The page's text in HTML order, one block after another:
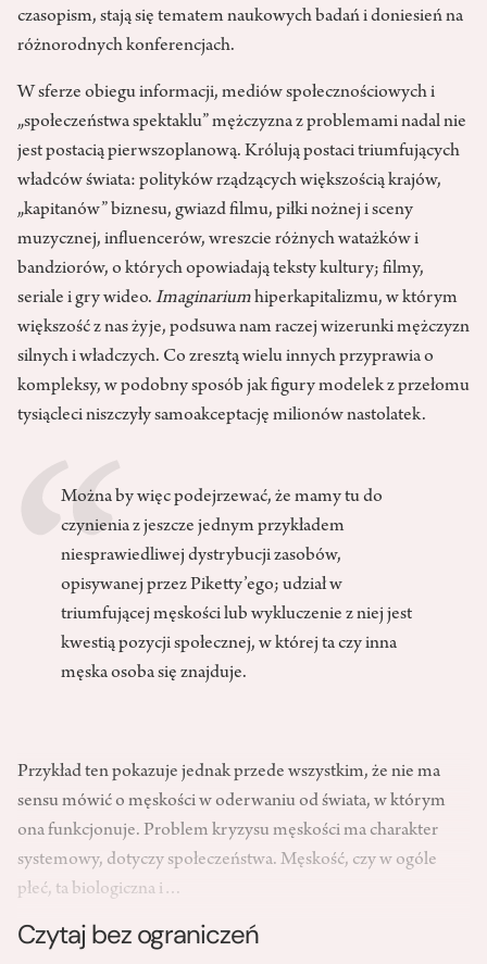
czasopism, stają się tematem naukowych badań i doniesień na
różnorodnych konferencjach.
W sferze obiegu informacji, mediów społecznościowych i
„społeczeństwa spektaklu” mężczyzna z problemami nadal nie
jest postacią pierwszoplanową. Królują postaci triumfujących
władców świata: polityków rządzących większością krajów,
„kapitanów” biznesu, gwiazd filmu, piłki nożnej i sceny
muzycznej, influencerów, wreszcie różnych watażków i
bandziorów, o których opowiadają teksty kultury; filmy,
seriale i gry wideo. Imaginariumhiperkapitalizmu, w którym
większość z nas żyje, podsuwa nam raczej wizerunki mężczyzn
silnych i władczych. Co zresztą wielu innych przyprawia o
kompleksy, w podobny sposób jak figury modelek z przełomu
tysiącleci niszczyły samoakceptację milionów nastolatek.
Można by więc podejrzewać, że mamy tu do
czynienia z jeszcze jednym przykładem
niesprawiedliwej dystrybucji zasobów,
opisywanej przez Piketty’ego; udział w
triumfującej męskości lub wykluczenie z niej jest
kwestią pozycji społecznej, w której ta czy inna
męska osoba się znajduje.
Przykład ten pokazuje jednak przede wszystkim, że nie ma
sensu mówić o męskości w oderwaniu od świata, w którym
ona funkcjonuje. Problem kryzysu męskości ma charakter
systemowy, dotyczy społeczeństwa. Męskość, czy w ogóle
płeć, ta biologiczna i…
Czytaj bez ograniczeń